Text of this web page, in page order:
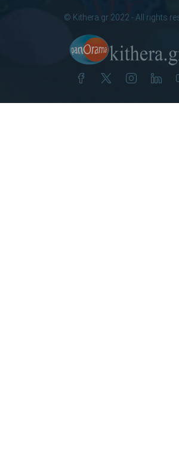
© Kithera.gr 2022 - All rights